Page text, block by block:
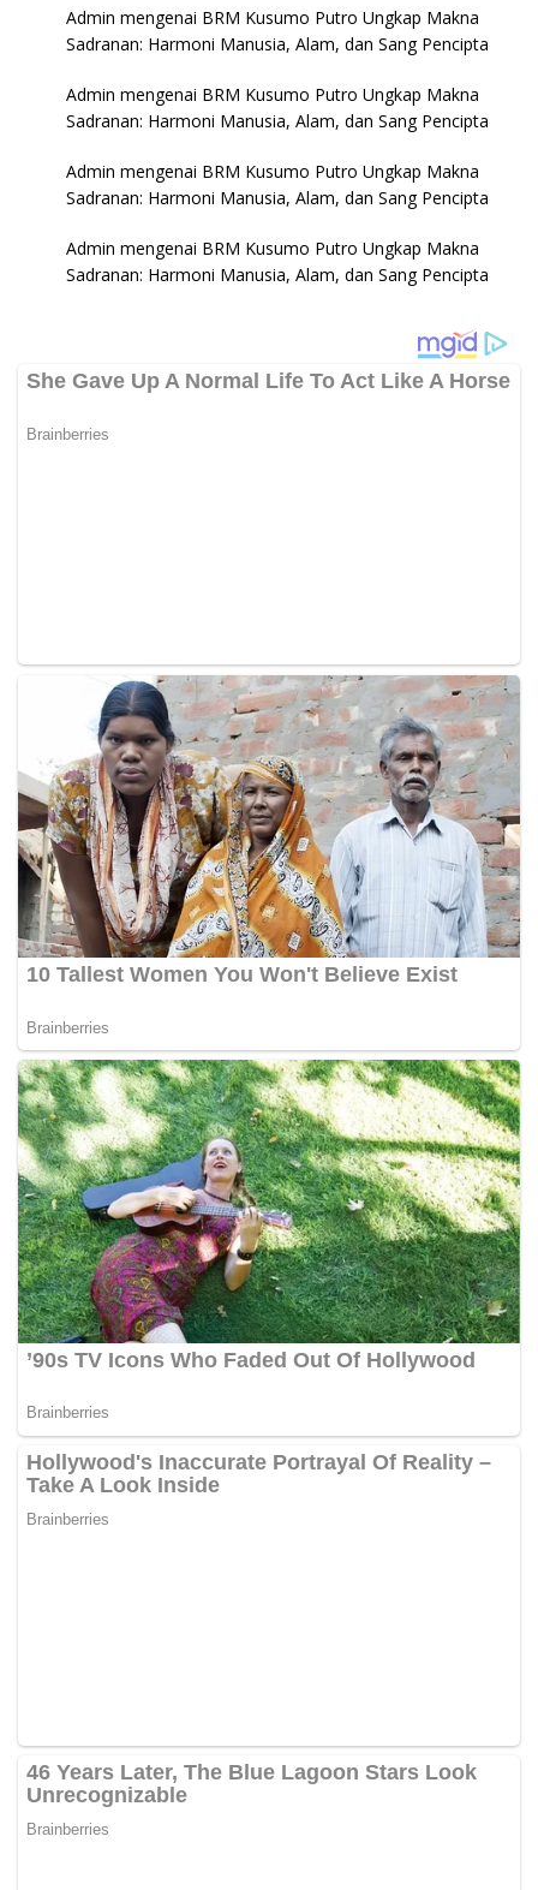
Admin mengenai BRM Kusumo Putro Ungkap Makna
Sadranan: Harmoni Manusia, Alam, dan Sang Pencipta
Admin mengenai BRM Kusumo Putro Ungkap Makna
Sadranan: Harmoni Manusia, Alam, dan Sang Pencipta
Admin mengenai BRM Kusumo Putro Ungkap Makna
Sadranan: Harmoni Manusia, Alam, dan Sang Pencipta
Admin mengenai BRM Kusumo Putro Ungkap Makna
Sadranan: Harmoni Manusia, Alam, dan Sang Pencipta